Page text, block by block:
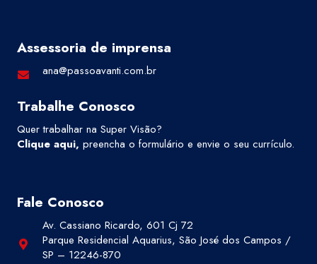
Assessoria de imprensa
ana@passoavanti.com.br
Trabalhe Conosco
Quer trabalhar na Super Visão?
Clique aqui, preencha o formulário e envie o seu currículo.
Fale Conosco
Av. Cassiano Ricardo, 601 Cj 72
Parque Residencial Aquarius, São José dos Campos /
SP – 12246-870